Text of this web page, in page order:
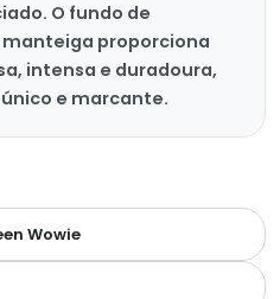
O fundo de
proporciona
intensa e duradoura,
e marcante.
Wowie